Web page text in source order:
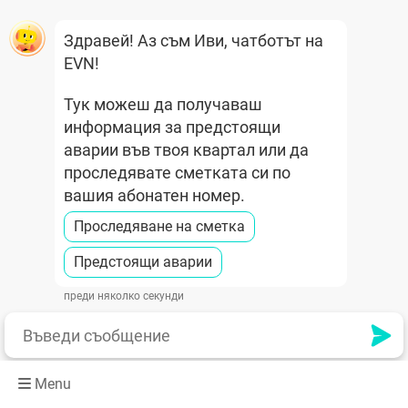
Menu
Здравей! Аз съм Иви, чатботът на
EVN!
Тук можеш да получаваш
информация за предстоящи
аварии във твоя квартал или да
проследявате сметката си по
вашия абонатен номер.
Проследяване на сметка
Предстоящи аварии
преди няколко секунди